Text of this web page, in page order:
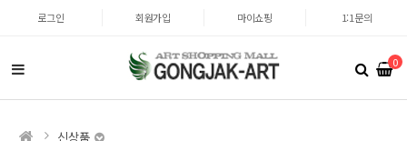
로그인 회원가입 마이쇼핑 1:1문의
0
신상품